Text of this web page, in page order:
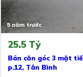
5 năm trước
25.5 Tỷ
Bán căn góc 3 mặt
p.12, Tân Bình